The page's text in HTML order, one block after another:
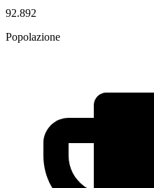
92.892
Popolazione